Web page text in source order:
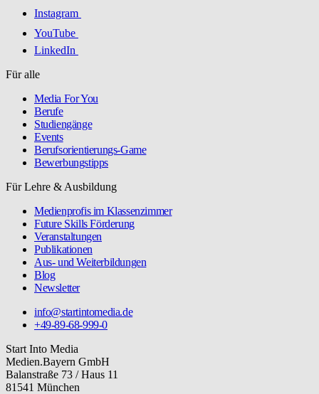
Instagram
YouTube
LinkedIn
Für alle
Media For You
Berufe
Studiengänge
Events
Berufsorientierungs-Game
Bewerbungstipps
Für Lehre & Ausbildung
Medienprofis im Klassenzimmer
Future Skills Förderung
Veranstaltungen
Publikationen
Aus- und Weiterbildungen
Blog
Newsletter
info@startintomedia.de
+49-89-68-999-0
Start Into Media
Medien.Bayern GmbH
Balanstraße 73 / Haus 11
81541 München